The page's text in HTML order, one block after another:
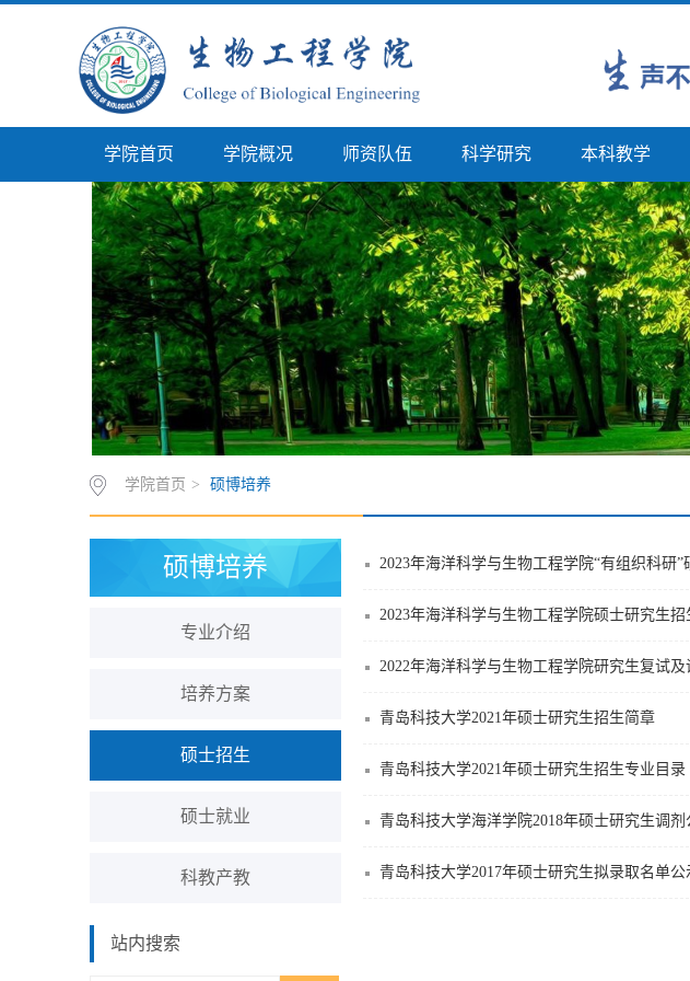
学院首页 学院概况 师资队伍 科学研究 本科教学
学院首页 > 硕博培养
硕博培养
专业介绍
培养方案
硕士招生
硕士就业
科教产教
站内搜索
2023年海洋科学与生物工程学院“有组织科研
2023年海洋科学与生物工程学院硕士研究生招
2022年海洋科学与生物工程学院研究生复试
青岛科技大学2021年硕士研究生招生简章
青岛科技大学2021年硕士研究生招生专业目录
青岛科技大学海洋学院2018年硕士研究生调剂
青岛科技大学2017年硕士研究生拟录取名单公